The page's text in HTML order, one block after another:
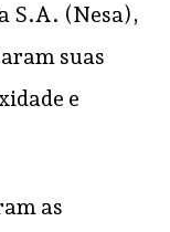
S.A. (Nesa),
suas
e
as